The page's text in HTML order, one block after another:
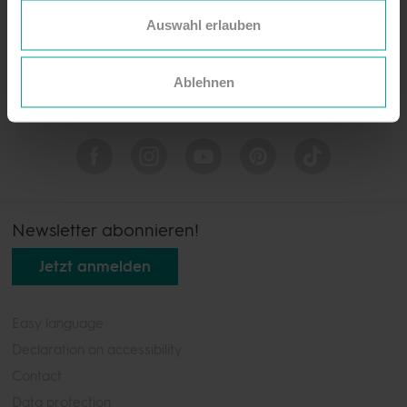
Auswahl erlauben
Ablehnen
Zur Website
Newsletter abonnieren!
Jetzt anmelden